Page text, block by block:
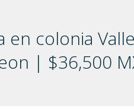
en colonia
| $36,500